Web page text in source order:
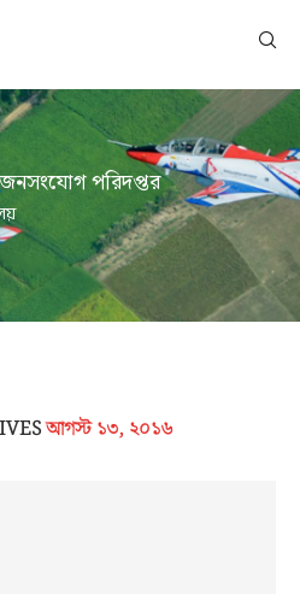
জনসংযোগ পরিদপ্তর
আগস্ট ১৩, ২০১৬